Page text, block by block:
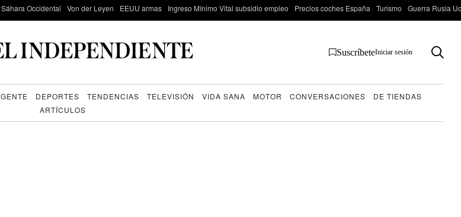
Sáhara Occidental Von der Leyen EEUU armas Ingreso Mínimo Vital subsidio empleo Precios coches España Turismo Guerra Rusia
SuscríbeteIniciar sesión
GENTE DEPORTES TENDENCIAS TELEVISIÓN VIDA SANA MOTOR CONVERSACIONES
DE TIENDAS
ARTÍCULOS